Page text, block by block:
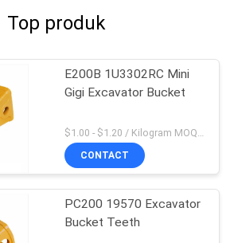
Top produk
E200B 1U3302RC Mini
Gigi Excavator Bucket
$1.00 - $1.20 / Kilogram MOQ:100 Kilogram / kilogram
CONTACT
PC200 19570 Excavator
Bucket Teeth